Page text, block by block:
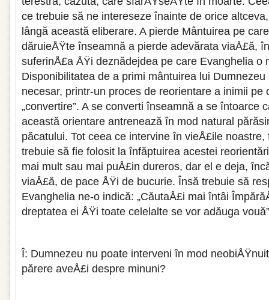
ce trebuie să ne intereseze înainte de orice
lângă această eliberare. A pierde Mântuirea pe
dăruieÅŸte înseamnă a pierde adevărata viaÅ£ă,
suferinÅ£a ÅŸi deznădejdea pe care Evanghelia o
Disponibilitatea de a primi mântuirea lui
necesar, printr-un proces de reorientare a inimii pe
„convertire”. A se converti înseamnă a se întoarce
această orientare antrenează în mod natural
păcatului. Tot ceea ce intervine în vieÅ£ile
trebuie să fie folosit la înfăptuirea acestei
mai mult sau mai puÅ£in dureros, dar el e deja,
viaÅ£ă, de pace ÅŸi de bucurie. Însă trebuie să
Evanghelia ne-o indică: „CăutaÅ£i mai întâi
dreptatea ei ÅŸi toate celelalte se vor adăuga
Î: Dumnezeu nu poate interveni în mod
părere aveÅ£i despre minuni?